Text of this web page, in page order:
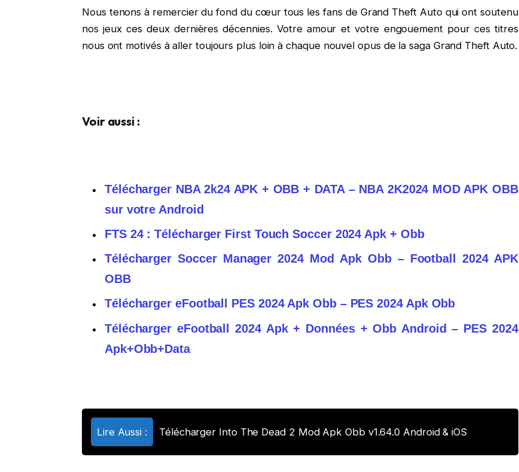
Nous tenons à remercier du fond du cœur tous les fans de Grand Theft Auto qui ont soutenu
nos jeux ces deux dernières décennies. Votre amour et votre engouement pour ces titres
nous ont motivés à aller toujours plus loin à chaque nouvel opus de la saga Grand Theft Auto.
Voir aussi :
Télécharger NBA 2k24 APK + OBB + DATA – NBA 2K2024 MOD APK OBB
sur votre Android
FTS 24 : Télécharger First Touch Soccer 2024 Apk + Obb
Télécharger Soccer Manager 2024 Mod Apk Obb – Football 2024 APK
OBB
Télécharger eFootball PES 2024 Apk Obb – PES 2024 Apk Obb
Télécharger eFootball 2024 Apk + Données + Obb Android – PES 2024
Apk+Obb+Data
Lire Aussi : Télécharger Into The Dead 2 Mod Apk Obb v1.64.0 Android & iOS